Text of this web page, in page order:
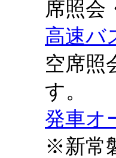
席照会
高速バ
空席照
す。
発車オ
※新常